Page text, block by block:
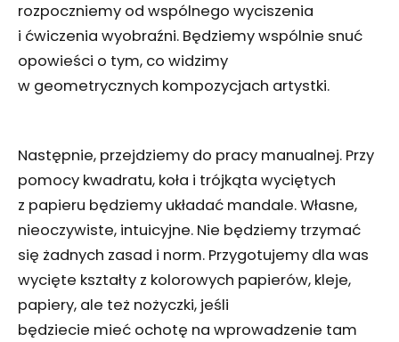
rozpoczniemy od wspólnego wyciszenia
i ćwiczenia wyobraźni. Będziemy wspólnie snuć
opowieści o tym, co widzimy
w geometrycznych kompozycjach artystki.
Następnie, przejdziemy do pracy manualnej. Przy
pomocy kwadratu, koła i trójkąta wyciętych
z papieru będziemy układać mandale. Własne,
nieoczywiste, intuicyjne. Nie będziemy trzymać
się żadnych zasad i norm. Przygotujemy dla was
wycięte kształty z kolorowych papierów, kleje,
papiery, ale też nożyczki, jeśli
będziecie mieć ochotę na wprowadzenie tam